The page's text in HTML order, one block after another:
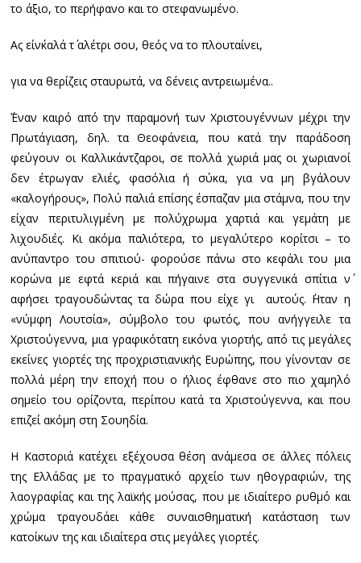
το άξιο, το περήφανο και το στεφανωμένο.
Ας είν΄καλά τ΄ αλέτρι σου, θεός να το πλουταίνει,
για να θερίζεις σταυρωτά, να δένεις αντρειωμένα..
΄Έναν καιρό από την παραμονή των Χριστουγέννων μέχρι την
Πρωτάγιαση, δηλ. τα Θεοφάνεια, που κατά την παράδοση
φεύγουν οι Καλλικάντζαροι, σε πολλά χωριά μας οι χωριανοί
δεν έτρωγαν ελιές, φασόλια ή σύκα, για να μη βγάλουν
«καλογήρους», Πολύ παλιά επίσης έσπαζαν μια στάμνα, που την
είχαν περιτυλιγμένη με πολύχρωμα χαρτιά και γεμάτη με
λιχουδιές. Κι ακόμα παλιότερα, το μεγαλύτερο κορίτσι – το
ανύπαντρο του σπιτιού- φορούσε πάνω στο κεφάλι του μια
κορώνα με εφτά κεριά και πήγαινε στα συγγενικά σπίτια ν΄
αφήσει τραγουδώντας τα δώρα που είχε γι αυτούς. ΄Ηταν η
«νύμφη Λουτσία», σύμβολο του φωτός, που ανήγγειλε τα
Χριστούγεννα, μια γραφικότατη εικόνα γιορτής, από τις μεγάλες
εκείνες γιορτές της προχριστιανικής Ευρώπης, που γίνονταν σε
πολλά μέρη την εποχή που ο ήλιος έφθανε στο πιο χαμηλό
σημείο του ορίζοντα, περίπου κατά τα Χριστούγεννα, και που
επιζεί ακόμη στη Σουηδία.
Η Καστοριά κατέχει εξέχουσα θέση ανάμεσα σε άλλες πόλεις
της Ελλάδας με το πραγματικό αρχείο των ηθογραφιών, της
λαογραφίας και της λαϊκής μούσας, που με ιδιαίτερο ρυθμό και
χρώμα τραγουδάει κάθε συναισθηματική κατάσταση των
κατοίκων της και ιδιαίτερα στις μεγάλες γιορτές.